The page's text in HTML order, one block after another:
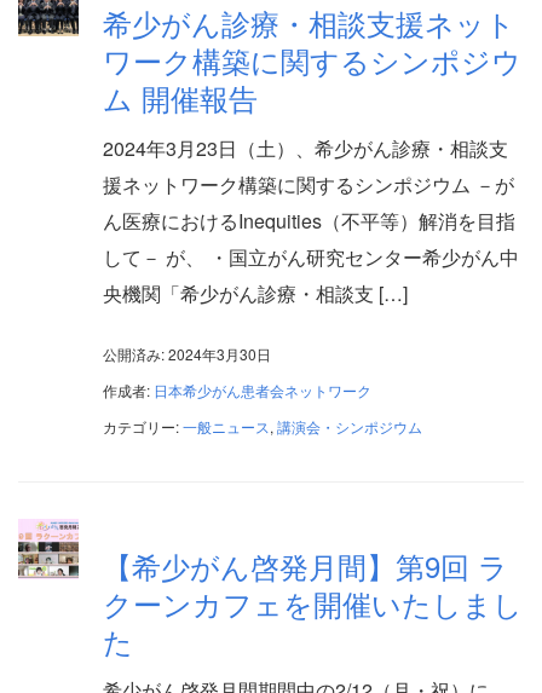
希少がん診療・相談支援ネット
ワーク構築に関するシンポジウ
ム 開催報告
2024年3月23日（土）、希少がん診療・相談支
援ネットワーク構築に関するシンポジウム －が
ん医療におけるInequities（不平等）解消を目指
して－ が、 ・国立がん研究センター希少がん中
央機関「希少がん診療・相談支 […]
公開済み: 2024年3月30日
作成者: 日本希少がん患者会ネットワーク
カテゴリー:一般ニュース, 講演会・シンポジウム
【希少がん啓発月間】第9回 ラ
クーンカフェを開催いたしまし
た